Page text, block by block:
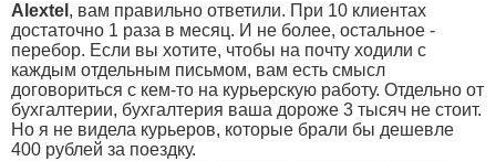
Alextel , вам правильно ответили. При 10 клиентах
достаточно 1 раза в месяц. И не более, остальное -
перебор. Если вы хотите, чтобы на почту ходили с
каждым отдельным письмом, вам есть смысл
договориться с кем-то на курьерскую работу. Отдельно от
бухгалтерии, бухгалтерия ваша дороже 3 тысяч не стоит.
Но я не видела курьеров, которые брали бы дешевле
400 рублей за поездку.